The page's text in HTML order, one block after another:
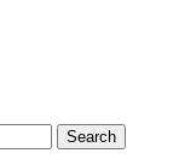
Search